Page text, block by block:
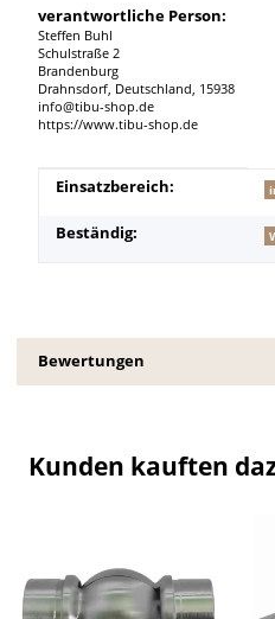
verantwortliche Person:
Steffen Buhl
Schulstraße 2
Brandenburg
Drahnsdorf, Deutschland, 15938
info@tibu-shop.de
https://www.tibu-shop.de
Produkteigenschaft
Wert
Einsatzbereich:
Beständig:
Bewertungen
Kunden kauften